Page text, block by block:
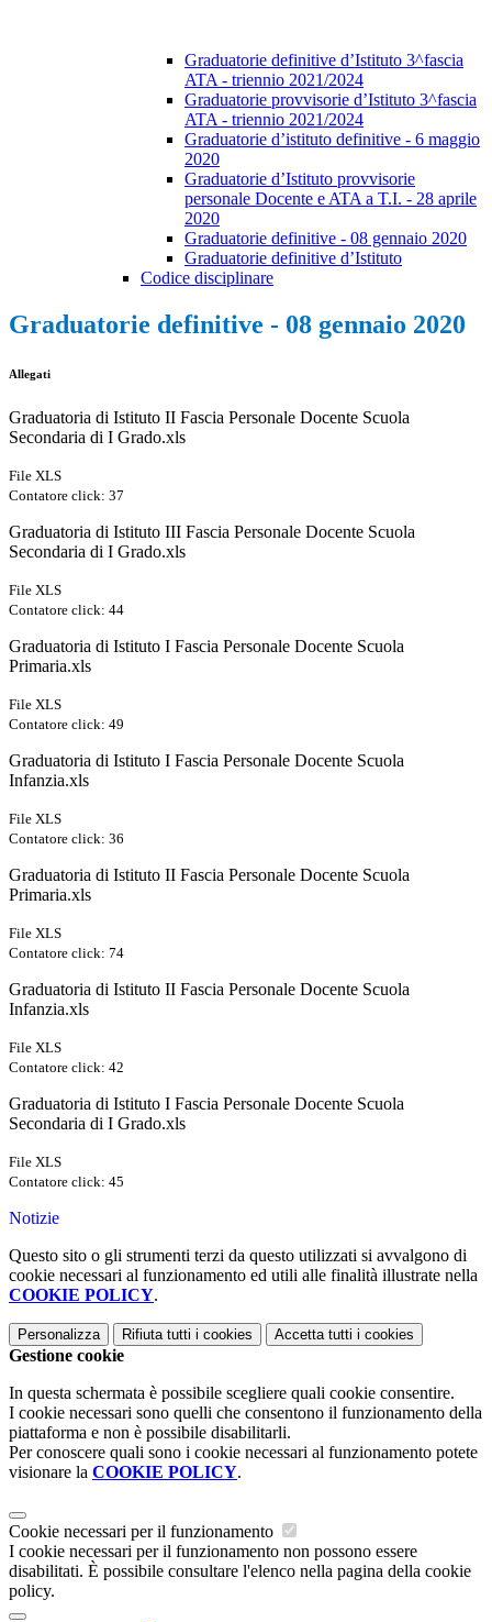
Graduatorie definitive d’Istituto 3^fascia
ATA - triennio 2021/2024
Graduatorie provvisorie d’Istituto 3^fascia
ATA - triennio 2021/2024
Graduatorie d’istituto definitive - 6 maggio
2020
Graduatorie d’Istituto provvisorie
personale Docente e ATA a T.I. - 28 aprile
2020
Graduatorie definitive - 08 gennaio 2020
Graduatorie definitive d’Istituto
Codice disciplinare
Graduatorie definitive - 08 gennaio 2020
Allegati
Graduatoria di Istituto II Fascia Personale Docente Scuola
Secondaria di I Grado.xls
File XLS
Contatore click: 37
Graduatoria di Istituto III Fascia Personale Docente Scuola
Secondaria di I Grado.xls
File XLS
Contatore click: 44
Graduatoria di Istituto I Fascia Personale Docente Scuola
Primaria.xls
File XLS
Contatore click: 49
Graduatoria di Istituto I Fascia Personale Docente Scuola
Infanzia.xls
File XLS
Contatore click: 36
Graduatoria di Istituto II Fascia Personale Docente Scuola
Primaria.xls
File XLS
Contatore click: 74
Graduatoria di Istituto II Fascia Personale Docente Scuola
Infanzia.xls
File XLS
Contatore click: 42
Graduatoria di Istituto I Fascia Personale Docente Scuola
Secondaria di I Grado.xls
File XLS
Contatore click: 45
Notizie
Questo sito o gli strumenti terzi da questo utilizzati si avvalgono di
cookie necessari al funzionamento ed utili alle finalità illustrate nella
COOKIE POLICY.
Personalizza Rifiuta tutti i cookies Accetta tutti i cookies
Gestione cookie
In questa schermata è possibile scegliere quali cookie consentire.
I cookie necessari sono quelli che consentono il funzionamento della
piattaforma e non è possibile disabilitarli.
Per conoscere quali sono i cookie necessari al funzionamento potete
visionare la COOKIE POLICY.
Cookie necessari per il funzionamento
I cookie necessari per il funzionamento non possono essere
disabilitati. È possibile consultare l'elenco nella pagina della cookie
policy.